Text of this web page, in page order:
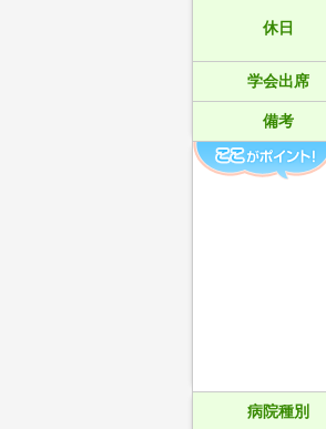
休日
学会出席
備考
病院種別